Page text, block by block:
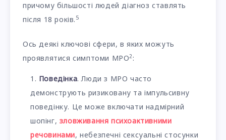
причому більшості людей діагноз ставлять
після 18 років. 5
Ось деякі ключові сфери, в яких можуть
проявлятися симптоми МРО2 :
Поведінка. Люди з МРО часто
демонструють ризиковану та імпульсивну
поведінку. Це може включати надмірний
шопінг, зловживання психоактивними
речовинами, небезпечні сексуальні стосунки